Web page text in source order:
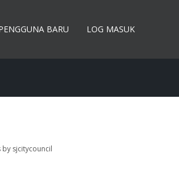
BARU LOG MASUK
by sjcitycouncil